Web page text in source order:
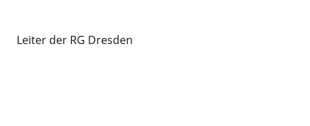
Leiter der RG Dresden